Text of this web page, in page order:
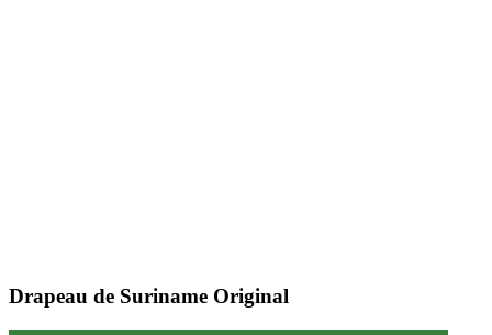
Drapeau de Suriname Original